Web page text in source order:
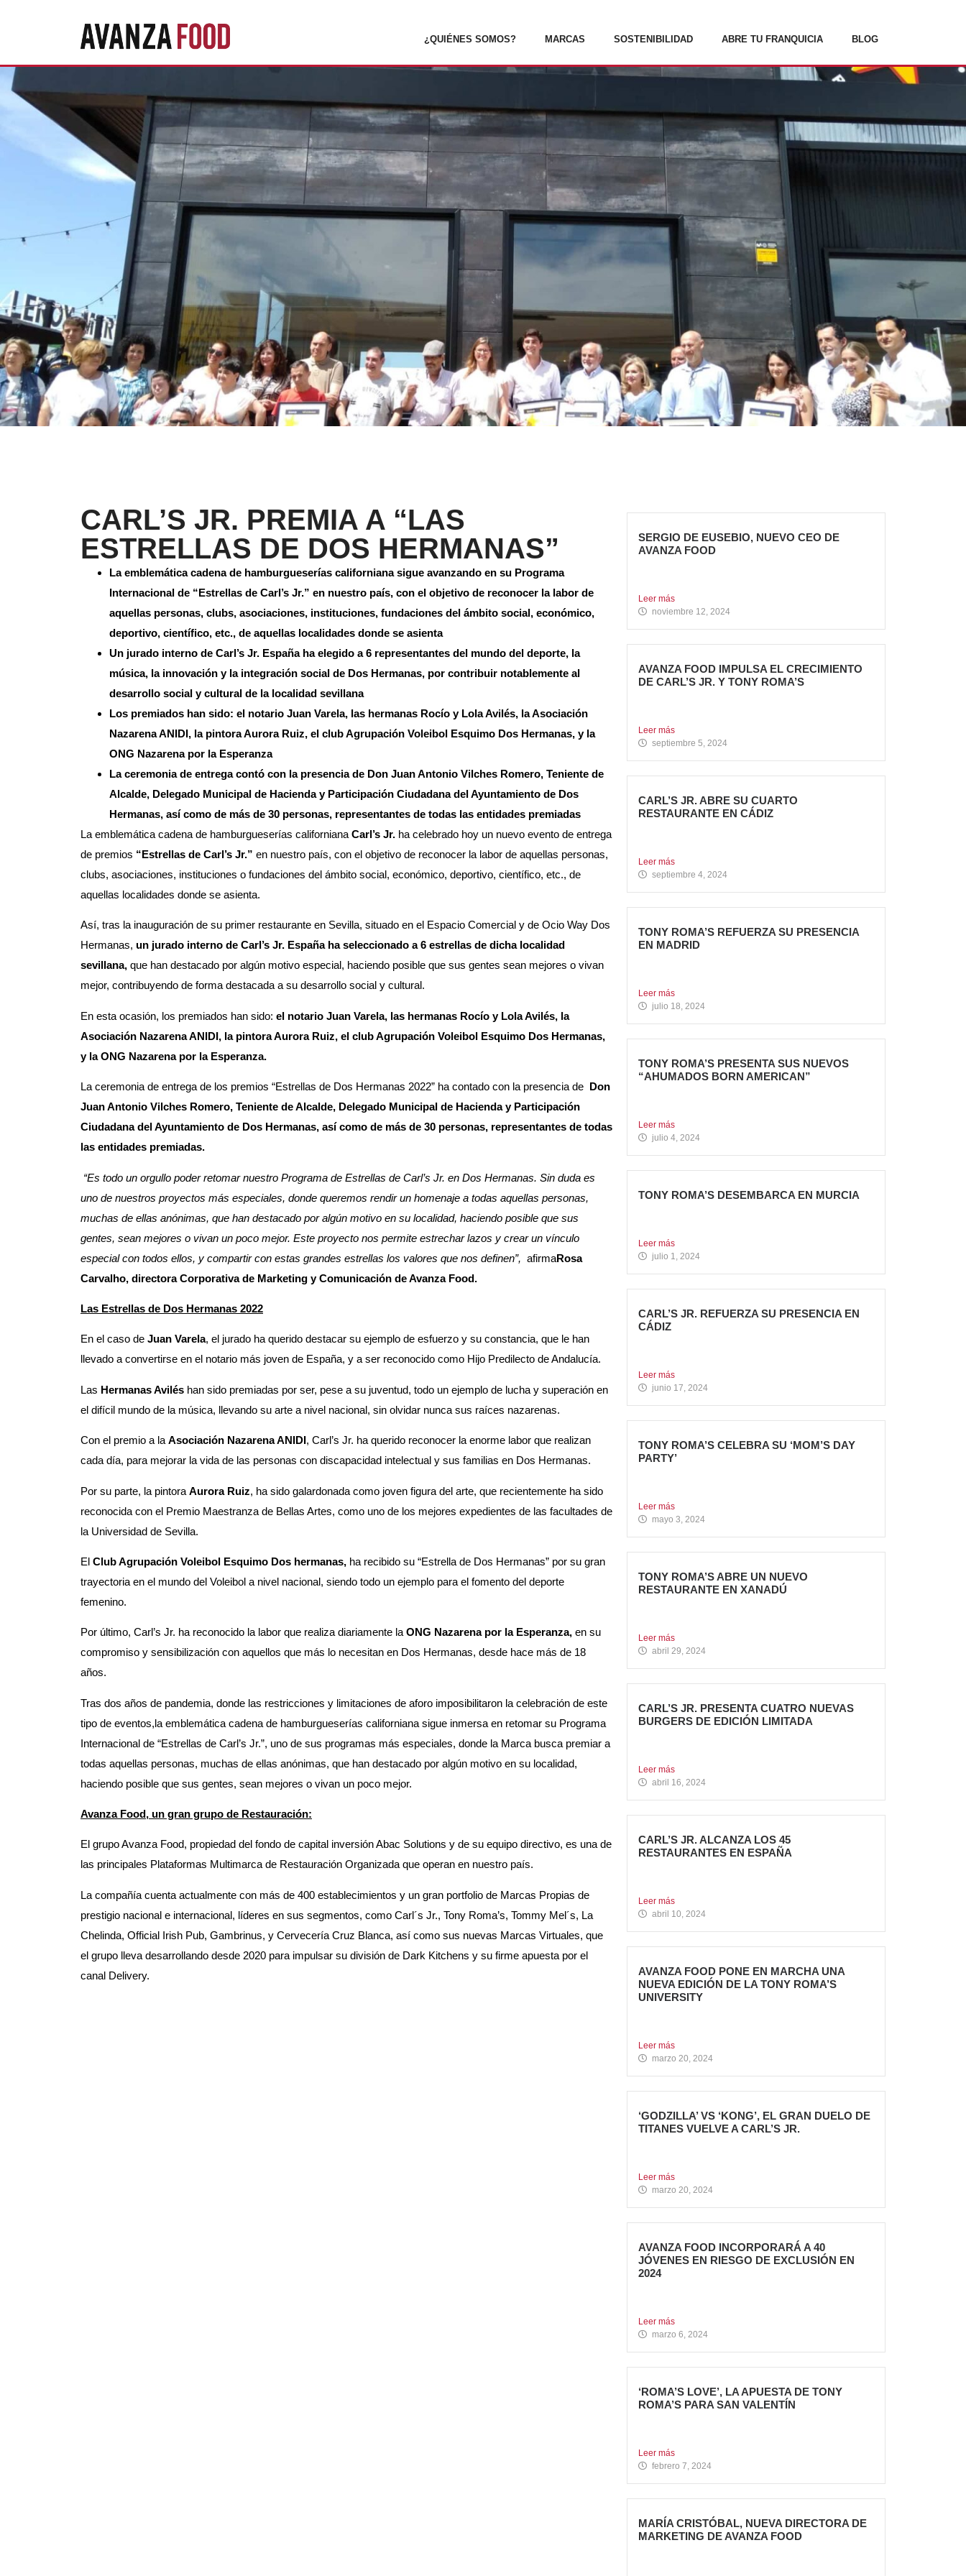
¿QUIÉNES SOMOS? MARCAS SOSTENIBILIDAD ABRE TU FRANQUICIA BLOG
SERGIO DE EUSEBIO, NUEVO CEO DE
AVANZA FOOD
Leer más
noviembre 12, 2024
AVANZA FOOD IMPULSA EL CRECIMIENTO
DE CARL’S JR. Y TONY ROMA’S
Leer más
septiembre 5, 2024
CARL’S JR. ABRE SU CUARTO
RESTAURANTE EN CÁDIZ
Leer más
septiembre 4, 2024
TONY ROMA’S REFUERZA SU PRESENCIA
EN MADRID
Leer más
julio 18, 2024
TONY ROMA’S PRESENTA SUS NUEVOS
“AHUMADOS BORN AMERICAN”
Leer más
julio 4, 2024
TONY ROMA’S DESEMBARCA EN MURCIA
Leer más
julio 1, 2024
CARL’S JR. REFUERZA SU PRESENCIA EN
CÁDIZ
Leer más
junio 17, 2024
TONY ROMA’S CELEBRA SU ‘MOM’S DAY
PARTY’
Leer más
mayo 3, 2024
TONY ROMA’S ABRE UN NUEVO
RESTAURANTE EN XANADÚ
Leer más
abril 29, 2024
CARL’S JR. PRESENTA CUATRO NUEVAS
BURGERS DE EDICIÓN LIMITADA
Leer más
abril 16, 2024
CARL’S JR. ALCANZA LOS 45
RESTAURANTES EN ESPAÑA
Leer más
abril 10, 2024
AVANZA FOOD PONE EN MARCHA UNA
NUEVA EDICIÓN DE LA TONY ROMA’S
UNIVERSITY
Leer más
marzo 20, 2024
‘GODZILLA’ VS ‘KONG’, EL GRAN DUELO DE
TITANES VUELVE A CARL’S JR.
Leer más
marzo 20, 2024
AVANZA FOOD INCORPORARÁ A 40
JÓVENES EN RIESGO DE EXCLUSIÓN EN
2024
Leer más
marzo 6, 2024
‘ROMA’S LOVE’, LA APUESTA DE TONY
ROMA’S PARA SAN VALENTÍN
Leer más
febrero 7, 2024
MARÍA CRISTÓBAL, NUEVA DIRECTORA DE
MARKETING DE AVANZA FOOD
CARL’S JR. PREMIA A “LAS
ESTRELLAS DE DOS HERMANAS”
La emblemática cadena de hamburgueserías californiana sigue avanzando en su Programa
Internacional de “Estrellas de Carl’s Jr.” en nuestro país, con el objetivo de reconocer la labor de
aquellas personas, clubs, asociaciones, instituciones, fundaciones del ámbito social, económico,
deportivo, científico, etc., de aquellas localidades donde se asienta
Un jurado interno de Carl’s Jr. España ha elegido a 6 representantes del mundo del deporte, la
música, la innovación y la integración social de Dos Hermanas, por contribuir notablemente al
desarrollo social y cultural de la localidad sevillana
Los premiados han sido: el notario Juan Varela, las hermanas Rocío y Lola Avilés, la Asociación
Nazarena ANIDI, la pintora Aurora Ruiz, el club Agrupación Voleibol Esquimo Dos Hermanas, y la
ONG Nazarena por la Esperanza
La ceremonia de entrega contó con la presencia de Don Juan Antonio Vilches Romero, Teniente de
Alcalde, Delegado Municipal de Hacienda y Participación Ciudadana del Ayuntamiento de Dos
Hermanas, así como de más de 30 personas, representantes de todas las entidades premiadas
La emblemática cadena de hamburgueserías californiana Carl’s Jr. ha celebrado hoy un nuevo evento de entrega
de premios “Estrellas de Carl’s Jr.” en nuestro país, con el objetivo de reconocer la labor de aquellas personas,
clubs, asociaciones, instituciones o fundaciones del ámbito social, económico, deportivo, científico, etc., de
aquellas localidades donde se asienta.
Así, tras la inauguración de su primer restaurante en Sevilla, situado en el Espacio Comercial y de Ocio Way Dos
Hermanas, un jurado interno de Carl’s Jr. España ha seleccionado a 6 estrellas de dicha localidad
sevillana, que han destacado por algún motivo especial, haciendo posible que sus gentes sean mejores o vivan
mejor, contribuyendo de forma destacada a su desarrollo social y cultural.
En esta ocasión, los premiados han sido: el notario Juan Varela, las hermanas Rocío y Lola Avilés, la
Asociación Nazarena ANIDI, la pintora Aurora Ruiz, el club Agrupación Voleibol Esquimo Dos Hermanas,
y la ONG Nazarena por la Esperanza.
La ceremonia de entrega de los premios “Estrellas de Dos Hermanas 2022” ha contado con la presencia de Don
Juan Antonio Vilches Romero, Teniente de Alcalde, Delegado Municipal de Hacienda y Participación
Ciudadana del Ayuntamiento de Dos Hermanas, así como de más de 30 personas, representantes de todas
las entidades premiadas.
“Es todo un orgullo poder retomar nuestro Programa de Estrellas de Carl’s Jr. en Dos Hermanas. Sin duda es
uno de nuestros proyectos más especiales, donde queremos rendir un homenaje a todas aquellas personas,
muchas de ellas anónimas, que han destacado por algún motivo en su localidad, haciendo posible que sus
gentes, sean mejores o vivan un poco mejor. Este proyecto nos permite estrechar lazos y crear un vínculo
especial con todos ellos, y compartir con estas grandes estrellas los valores que nos definen”, afirmaRosa
Carvalho, directora Corporativa de Marketing y Comunicación de Avanza Food.
Las Estrellas de Dos Hermanas 2022
En el caso de Juan Varela, el jurado ha querido destacar su ejemplo de esfuerzo y su constancia, que le han
llevado a convertirse en el notario más joven de España, y a ser reconocido como Hijo Predilecto de Andalucía.
Las Hermanas Avilés han sido premiadas por ser, pese a su juventud, todo un ejemplo de lucha y superación en
el difícil mundo de la música, llevando su arte a nivel nacional, sin olvidar nunca sus raíces nazarenas.
Con el premio a la Asociación Nazarena ANIDI, Carl’s Jr. ha querido reconocer la enorme labor que realizan
cada día, para mejorar la vida de las personas con discapacidad intelectual y sus familias en Dos Hermanas.
Por su parte, la pintora Aurora Ruiz, ha sido galardonada como joven figura del arte, que recientemente ha sido
reconocida con el Premio Maestranza de Bellas Artes, como uno de los mejores expedientes de las facultades de
la Universidad de Sevilla.
El Club Agrupación Voleibol Esquimo Dos hermanas, ha recibido su “Estrella de Dos Hermanas” por su gran
trayectoria en el mundo del Voleibol a nivel nacional, siendo todo un ejemplo para el fomento del deporte
femenino.
Por último, Carl’s Jr. ha reconocido la labor que realiza diariamente la ONG Nazarena por la Esperanza, en su
compromiso y sensibilización con aquellos que más lo necesitan en Dos Hermanas, desde hace más de 18
años.
Tras dos años de pandemia, donde las restricciones y limitaciones de aforo imposibilitaron la celebración de este
tipo de eventos,la emblemática cadena de hamburgueserías californiana sigue inmersa en retomar su Programa
Internacional de “Estrellas de Carl’s Jr.”, uno de sus programas más especiales, donde la Marca busca premiar a
todas aquellas personas, muchas de ellas anónimas, que han destacado por algún motivo en su localidad,
haciendo posible que sus gentes, sean mejores o vivan un poco mejor.
Avanza Food, un gran grupo de Restauración:
El grupo Avanza Food, propiedad del fondo de capital inversión Abac Solutions y de su equipo directivo, es una de
las principales Plataformas Multimarca de Restauración Organizada que operan en nuestro país.
La compañía cuenta actualmente con más de 400 establecimientos y un gran portfolio de Marcas Propias de
prestigio nacional e internacional, líderes en sus segmentos, como Carl´s Jr., Tony Roma’s, Tommy Mel´s, La
Chelinda, Official Irish Pub, Gambrinus, y Cervecería Cruz Blanca, así como sus nuevas Marcas Virtuales, que
el grupo lleva desarrollando desde 2020 para impulsar su división de Dark Kitchens y su firme apuesta por el
canal Delivery.